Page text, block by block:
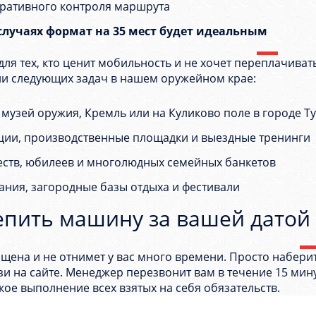
контроля маршрута
формат на 35 мест будет идеальным
тех, кто ценит мобильность и не хочет
следующих задач в нашем оружейном крае:
оружия, Кремль или на Куликово поле в городе
производственные площадки и выездные тренинги
юбилеев и многолюдных семейных банкетов
загородные базы отдыха и фестивали
машину за вашей датой
и не отнимет у вас много времени. Просто
на сайте. Менеджер перезвонит вам в течение 15
выполнение всех взятых на себя обязательств.